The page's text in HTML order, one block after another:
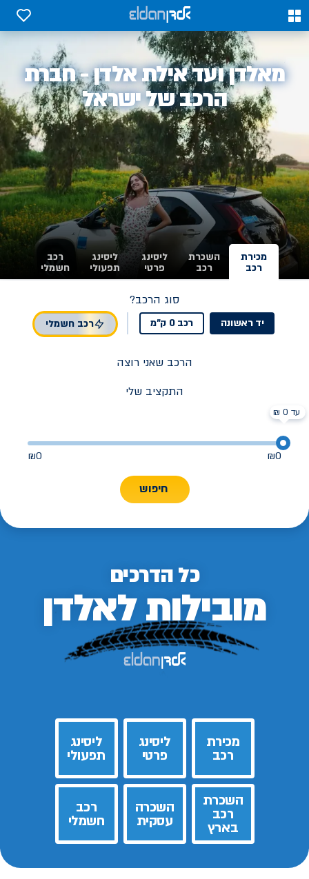
0
0
אלדן
מאלדן ועד אילת אלדן - חברת
הרכב של ישראל
מכירת
רכב
השכרת
רכב
ליסינג
פרטי
ליסינג
תפעולי
רכב
חשמלי
סוג הרכב?
יד ראשונה רכב 0 ק"מ רכב חשמלי
הרכב שאני רוצה
התקציב שלי
₪0
₪0
חיפוש
כל הדרכים
מובילות לאלדן
מכירת
רכב
ליסינג
פרטי
ליסינג
תפעולי
השכרת
רכב
בארץ
השכרה
עסקית
רכב
חשמלי
עד 0 ₪